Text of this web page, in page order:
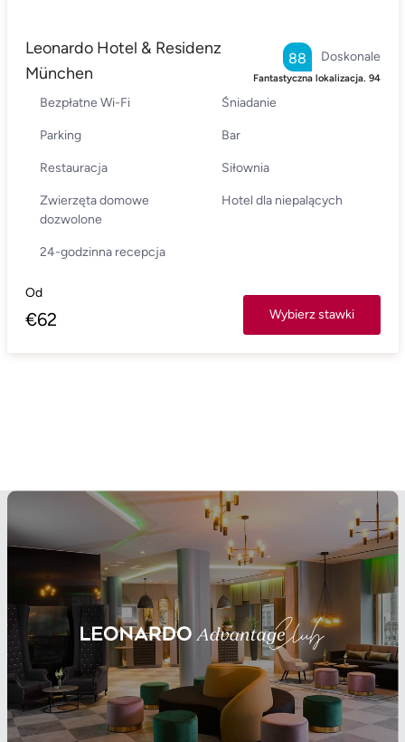
Leonardo Hotel & Residenz
München
Doskonale
88
Fantastyczna lokalizacja. 94
Bezpłatne Wi-Fi Śniadanie
Parking Bar
Restauracja Siłownia
Zwierzęta domowe
dozwolone
Hotel dla niepalących
24-godzinna recepcja
Od
€62 Wybierz stawki